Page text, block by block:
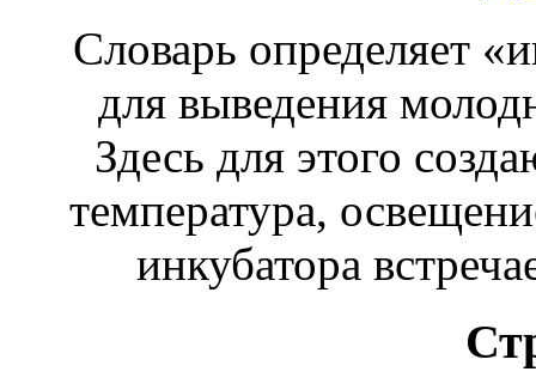
Словарь определяет
для выведения
Здесь для этого
температура,
инкубатора